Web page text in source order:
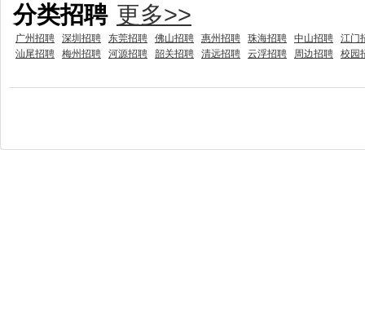
分类招聘 更多>>
广州招聘 深圳招聘 东莞招聘 佛山招聘 惠州招聘 珠海招聘 中山招聘
江门
汕尾招聘
梅州招聘 河源招聘 韶关招聘 清远招聘 云浮招聘 周边招聘 校园